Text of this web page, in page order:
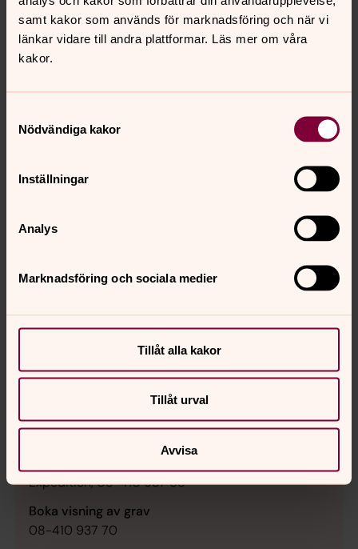
samt kakor som används för marknadsföring och när vi
länkar vidare till andra plattformar. Läs mer om våra
kakor.
Nödvändiga kakor
Inställningar
Analys
Marknadsföring och sociala medier
Tillåt alla kakor
Tillåt urval
Avvisa
ske utan intyget.
Begravningsplatser i Tyresö
En anhörig brukar få ansvaret för graven. Den personen
kyrkogårdens kontaktperson.
Gravskötsel
enskilda graven i ordnat och värdigt skick. Det går att
Kontakta
kyrkogårdsförvaltningen
Expedition, 08-410 937 55
Boka visning av grav
08-410 937 70